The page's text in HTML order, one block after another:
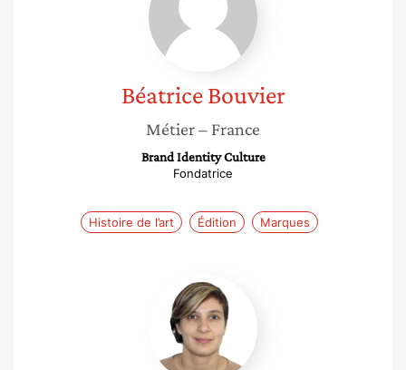
Béatrice Bouvier
Métier– France
Brand Identity Culture
Fondatrice
Histoire de l’art Édition Marques
Julie
Viollaz